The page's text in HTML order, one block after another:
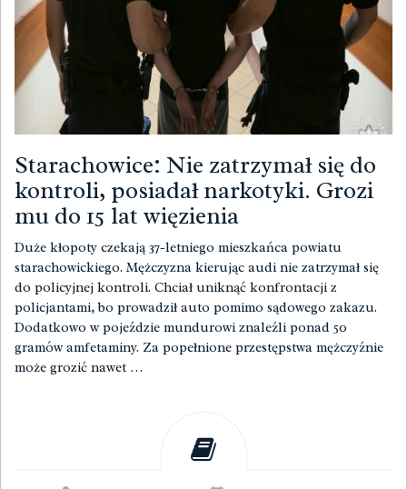
Starachowice: Nie zatrzymał się do
kontroli, posiadał narkotyki. Grozi
mu do 15 lat więzienia
Duże kłopoty czekają 37-letniego mieszkańca powiatu
starachowickiego. Mężczyzna kierując audi nie zatrzymał się
do policyjnej kontroli. Chciał uniknąć konfrontacji z
policjantami, bo prowadził auto pomimo sądowego zakazu.
Dodatkowo w pojeździe mundurowi znaleźli ponad 50
gramów amfetaminy. Za popełnione przestępstwa mężczyźnie
może grozić nawet …